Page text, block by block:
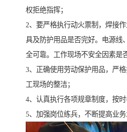
权拒绝指挥；
2、要严格执行动火票制，焊接
具及防护用品是否完好。电源线
全可靠。工作现场不安全因素是
3、正确使用劳动保护用品，严
工现场的整洁；
4、认真执行各项规章制度，按时
5、加强岗位练兵，不断提高业务